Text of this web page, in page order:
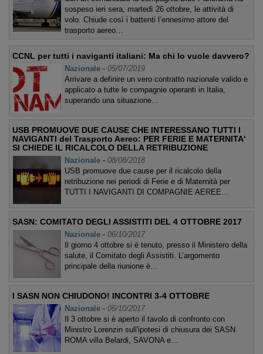
sospeso ieri sera, martedì 26 ottobre, le attività di
volo. Chiude così i battenti l’ennesimo attore del
trasporto aereo…
CCNL per tutti i naviganti italiani: Ma chi lo vuole davvero?
Nazionale - 05/07/2019
Arrivare a definire un vero contratto nazionale valido e
applicato a tutte le compagnie operanti in Italia,
superando una situazione…
USB PROMUOVE DUE CAUSE CHE INTERESSANO TUTTI I
NAVIGANTI del Trasporto Aereo: PER FERIE E MATERNITA'
SI CHIEDE IL RICALCOLO DELLA RETRIBUZIONE
Nazionale - 08/08/2018
USB promuove due cause per il ricalcolo della
retribuzione nei periodi di Ferie e di Maternità per
TUTTI I NAVIGANTI DI COMPAGNIE AEREE…
SASN: COMITATO DEGLI ASSISTITI DEL 4 OTTOBRE 2017
Nazionale - 06/10/2017
Il giorno 4 ottobre si è tenuto, presso il Ministero della
salute, il Comitato degli Assistiti. L’argomento
principale della riunione è…
I SASN NON CHIUDONO! INCONTRI 3-4 OTTOBRE
Nazionale - 05/10/2017
Il 3 ottobre si è aperto il tavolo di confronto con
Ministro Lorenzin sull'ipotesi di chiusura dei SASN
ROMA villa Belardi, SAVONA e…